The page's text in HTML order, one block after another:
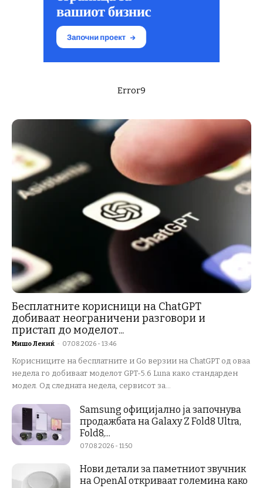
Error9
Бесплатните корисници на ChatGPT
добиваат неограничени разговори и
пристап до моделот...
Мишо Лекиќ - 07.08.2026 - 13:46
Корисниците на бесплатните и Go верзии на ChatGPT од оваа
недела го добиваат моделот GPT-5.6 Luna како стандарден
модел. Од следната недела, сервисот за...
Samsung официјално ја започнува
продажбата на Galaxy Z Fold8 Ultra,
Fold8,...
07.08.2026 - 11:50
Нови детали за паметниот звучник
на OpenAI откриваат големина како